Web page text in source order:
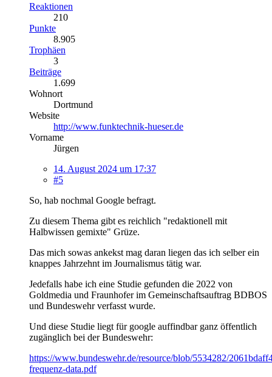
Reaktionen
210
Punkte
8.905
Trophäen
3
Beiträge
1.699
Wohnort
Dortmund
Website
http://www.funktechnik-hueser.de
Vorname
Jürgen
14. August 2024 um 17:37
#5
So, hab nochmal Google befragt.
Zu diesem Thema gibt es reichlich "redaktionell mit
Halbwissen gemixte" Grüze.
Das mich sowas ankekst mag daran liegen das ich selber ein
knappes Jahrzehnt im Journalismus tätig war.
Jedefalls habe ich eine Studie gefunden die 2022 von
Goldmedia und Fraunhofer im Gemeinschaftsauftrag BDBOS
und Bundeswehr verfasst wurde.
Und diese Studie liegt für google auffindbar ganz öffentlich
zugänglich bei der Bundeswehr:
https://www.bundeswehr.de/resource/blob/5534282/
frequenz-data.pdf